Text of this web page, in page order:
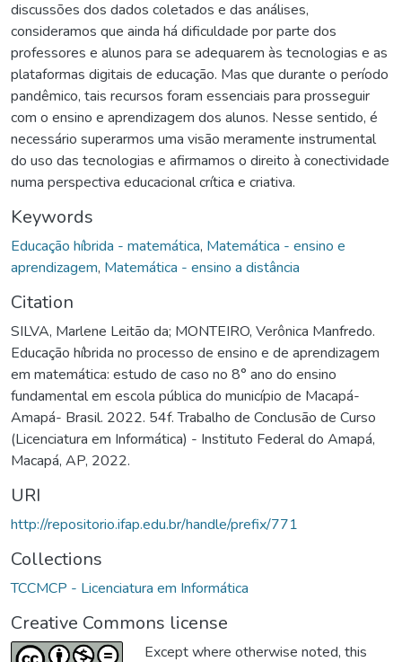
discussões dos dados coletados e das análises,
consideramos que ainda há dificuldade por parte dos
professores e alunos para se adequarem às tecnologias e as
plataformas digitais de educação. Mas que durante o período
pandêmico, tais recursos foram essenciais para prosseguir
com o ensino e aprendizagem dos alunos. Nesse sentido, é
necessário superarmos uma visão meramente instrumental
do uso das tecnologias e afirmamos o direito à conectividade
numa perspectiva educacional crítica e criativa.
Keywords
Educação híbrida - matemática, Matemática - ensino e
aprendizagem, Matemática - ensino a distância
Citation
SILVA, Marlene Leitão da; MONTEIRO, Verônica Manfredo.
Educação híbrida no processo de ensino e de aprendizagem
em matemática: estudo de caso no 8° ano do ensino
fundamental em escola pública do município de Macapá-
Amapá- Brasil. 2022. 54f. Trabalho de Conclusão de Curso
(Licenciatura em Informática) - Instituto Federal do Amapá,
Macapá, AP, 2022.
URI
http://repositorio.ifap.edu.br/handle/prefix/771
Collections
TCCMCP - Licenciatura em Informática
Creative Commons license
Except where otherwise noted, this